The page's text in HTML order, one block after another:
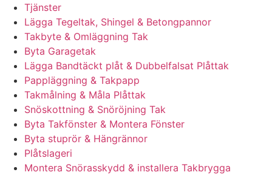
Tjänster
Lägga Tegeltak, Shingel & Betongpannor
Takbyte & Omläggning Tak
Byta Garagetak
Lägga Bandtäckt plåt & Dubbelfalsat Plåttak
Pappläggning & Takpapp
Takmålning & Måla Plåttak
Snöskottning & Snöröjning Tak
Byta Takfönster & Montera Fönster
Byta stuprör & Hängrännor
Plåtslageri
Montera Snörasskydd & installera Takbrygga